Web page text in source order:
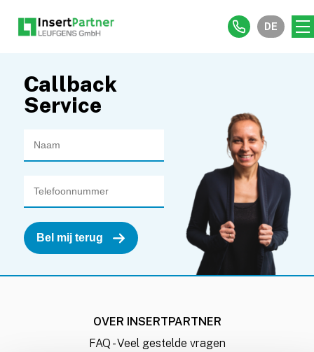
DE
Callback
Service
OVER INSERTPARTNER
FAQ - Veel gestelde vragen